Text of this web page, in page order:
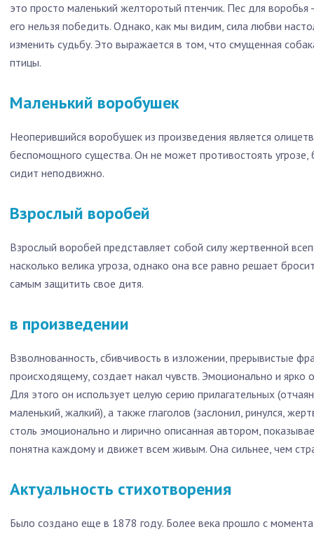
это просто маленький желторотый птенчик. Пес для
его нельзя победить. Однако, как мы видим, сила любви
изменить судьбу. Это выражается в том, что смущенная
птицы.
Маленький воробушек
Неоперившийся воробушек из произведения является
беспомощного существа. Он не может противостоять угрозе,
сидит неподвижно.
Взрослый воробей
Взрослый воробей представляет собой силу жертвенной
насколько велика угроза, однако она все равно решает
самым защитить свое дитя.
в произведении
Взволнованность, сбивчивость в изложении, прерывистые
происходящему, создает накал чувств. Эмоционально и ярко
Для этого он использует целую серию прилагательных
маленький, жалкий), а также глаголов (заслонил, ринулся,
столь эмоционально и лирично описанная автором,
понятна каждому и движет всем живым. Она сильнее, чем
Актуальность стихотворения
Было создано еще в 1878 году. Более века прошло с